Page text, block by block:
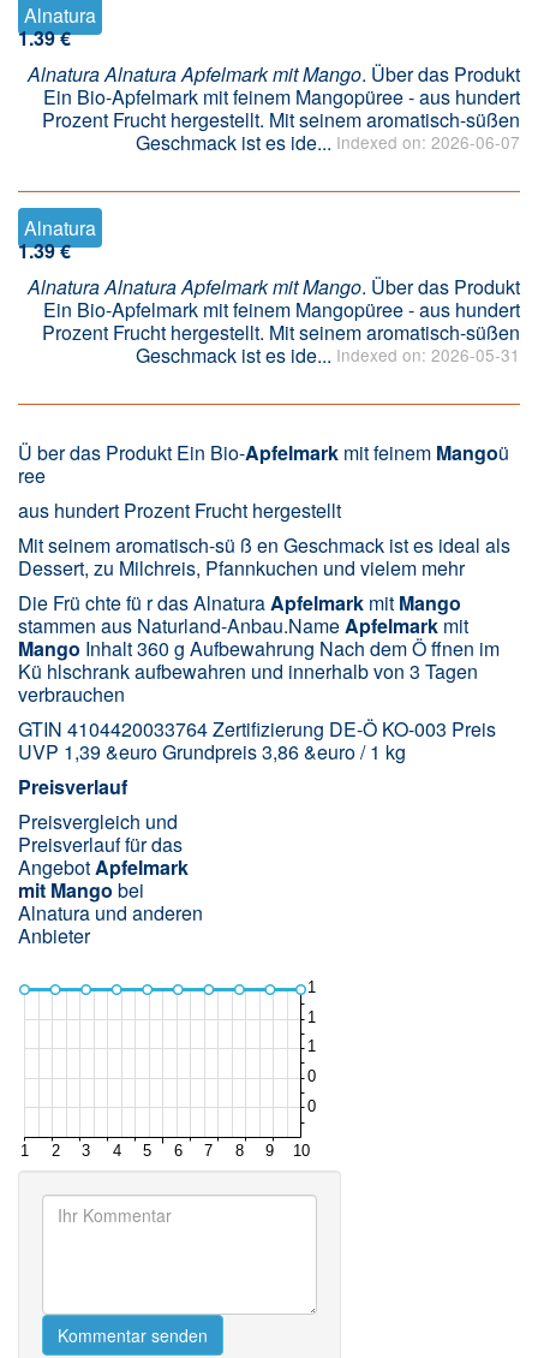
Alnatura
1.39 €
Alnatura Alnatura Apfelmark mit Mango. Über das Produkt
Ein Bio-Apfelmark mit feinem Mangopüree - aus hundert
Prozent Frucht hergestellt. Mit seinem aromatisch-süßen
Geschmack ist es ide... Indexed on: 2026-06-07
Alnatura
1.39 €
Alnatura Alnatura Apfelmark mit Mango. Über das Produkt
Ein Bio-Apfelmark mit feinem Mangopüree - aus hundert
Prozent Frucht hergestellt. Mit seinem aromatisch-süßen
Geschmack ist es ide... Indexed on: 2026-05-31
Ü ber das Produkt Ein Bio-Apfelmark mit feinem Mangoü
ree
aus hundert Prozent Frucht hergestellt
Mit seinem aromatisch-sü ß en Geschmack ist es ideal als
Dessert, zu Milchreis, Pfannkuchen und vielem mehr
Die Frü chte fü r das AlnaturaApfelmark mit Mango
stammen aus Naturland-Anbau.NameApfelmark mit
Mango Inhalt 360 g Aufbewahrung Nach dem Ö ffnen im
Kü hlschrank aufbewahren und innerhalb von 3 Tagen
verbrauchen
GTIN 4104420033764 Zertifizierung DE-Ö KO-003 Preis
UVP 1,39 &euro Grundpreis 3,86 &euro / 1 kg
Preisverlauf
Preisvergleich und
Preisverlauf für das
AngebotApfelmark
mit Mango bei
Alnatura und anderen
Anbieter
Kommentar senden